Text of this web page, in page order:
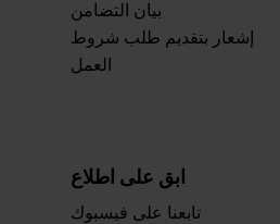
بيان التضامن
إشعار بتقديم طلب شروط
العمل
ابق على اطلاع
تابعنا على فيسبوك